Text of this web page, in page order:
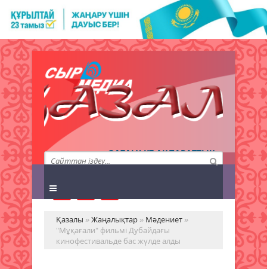
QAZALY.KZ АҚПАРАТТЫҚ
АГЕНТТІГІ
Қазалы »Жаңалықтар » Мәдениет »
"Мұқағали" фильмі Дубайдағы
кинофестивальде бас жүлде алды